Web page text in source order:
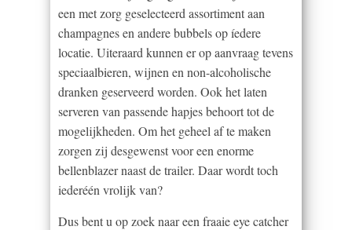
een met zorg geselecteerd assortiment aan
champagnes en andere bubbels op íedere
locatie. Uiteraard kunnen er op aanvraag tevens
speciaalbieren, wijnen en non-alcoholische
dranken geserveerd worden. Ook het laten
serveren van passende hapjes behoort tot de
mogelijkheden. Om het geheel af te maken
zorgen zij desgewenst voor een enorme
bellenblazer naast de trailer. Daar wordt toch
iederéén vrolijk van?
Dus bent u op zoek naar een fraaie eye catcher